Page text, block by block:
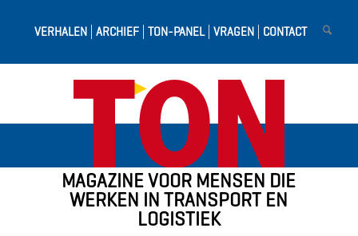
MAGAZINE VOOR MENSEN DIE
WERKEN IN TRANSPORT EN
LOGISTIEK
VERHALEN ARCHIEF TON-PANEL VRAGEN CONTACT